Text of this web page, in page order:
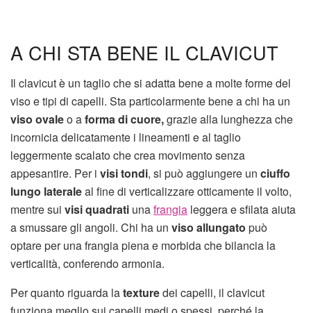
A CHI STA BENE IL CLAVICUT
Il clavicut è un taglio che si adatta bene a molte forme del
viso e tipi di capelli. Sta particolarmente bene a chi ha un
viso ovaleo aforma di cuore,grazie alla lunghezza che
incornicia delicatamente i lineamenti e al taglio
leggermente scalato che crea movimento senza
appesantire. Per i visi tondi, si può aggiungere un ciuffo
lungo lateraleal fine di verticalizzare otticamente il volto,
mentre sui visi quadrati unafrangia leggera e sfilata aiuta
a smussare gli angoli. Chi ha un viso allungato può
optare per una frangia piena e morbida che bilancia la
verticalità, conferendo armonia.
Per quanto riguarda latexturedei capelli, il clavicut